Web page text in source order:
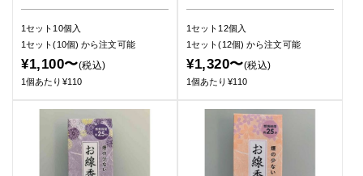
1セット10個入
1セット(10個)から注文可能
¥1,100〜(税込)
1個あたり¥110
1セット12個入
1セット(12個)から注文可能
¥1,320〜(税込)
1個あたり¥110